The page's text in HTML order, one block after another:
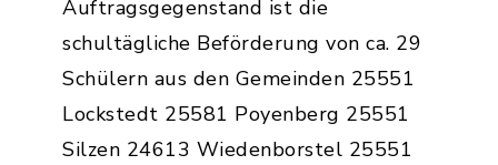
Auftragsgegenstand ist die
schultägliche Beförderung von ca. 29
Schülern aus den Gemeinden 25551
Lockstedt 25581 Poyenberg 25551
Silzen 24613 Wiedenborstel 25551